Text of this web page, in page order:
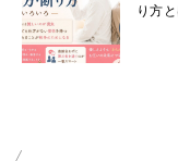
り方